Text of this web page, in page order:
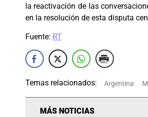
la reactivación de las
en la resolución de esta disputa
Fuente: RT
Temas relacionados: Argentina
MÁS NOTICIAS